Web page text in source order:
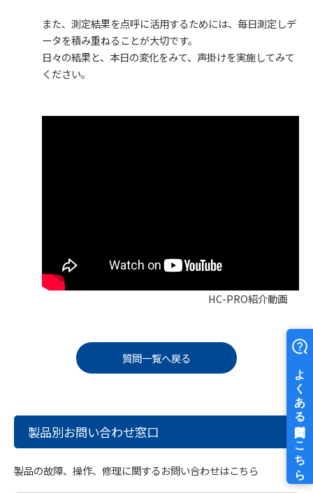
また、測定結果を点呼に活用するためには、毎日測定しデ
ータを積み重ねることが大切です。
日々の結果と、本日の変化をみて、声掛けを実施してみて
ください。
HC-PRO紹介動画
質問一覧へ戻る
製品別お問い合わせ窓口
製品の故障、操作、修理に関するお問い合わせはこちら